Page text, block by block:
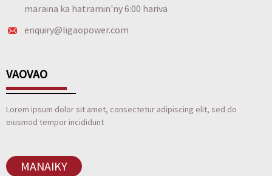
maraina ka hatramin'ny 6:00 hariva
enquiry@ligaopower.com
VAOVAO
Lorem ipsum dolor sit amet, consectetur adipiscing elit, sed do
eiusmod tempor incididunt
MANAIKY